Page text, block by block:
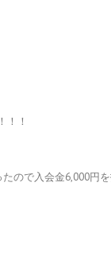
！！
ので入会金6,000円